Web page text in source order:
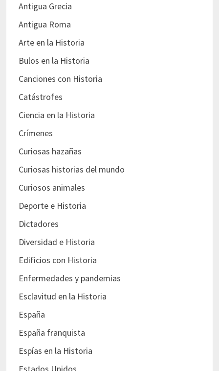
Antigua Grecia
Antigua Roma
Arte en la Historia
Bulos en la Historia
Canciones con Historia
Catástrofes
Ciencia en la Historia
Crímenes
Curiosas hazañas
Curiosas historias del mundo
Curiosos animales
Deporte e Historia
Dictadores
Diversidad e Historia
Edificios con Historia
Enfermedades y pandemias
Esclavitud en la Historia
España
España franquista
Espías en la Historia